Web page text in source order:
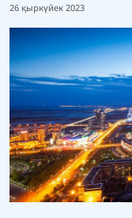
26 қыркүйек 2023